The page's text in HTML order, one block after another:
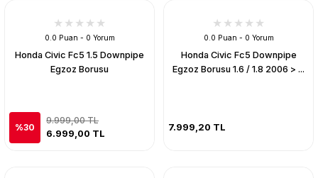
0.0 Puan - 0 Yorum
Honda Civic Fc5 1.5 Downpipe
Egzoz Borusu
%30
9.999,00 TL
6.999,00 TL
0.0 Puan - 0 Yorum
Honda Civic Fc5 Downpipe
Egzoz Borusu 1.6 / 1.8 2006 > ...
7.999,20 TL